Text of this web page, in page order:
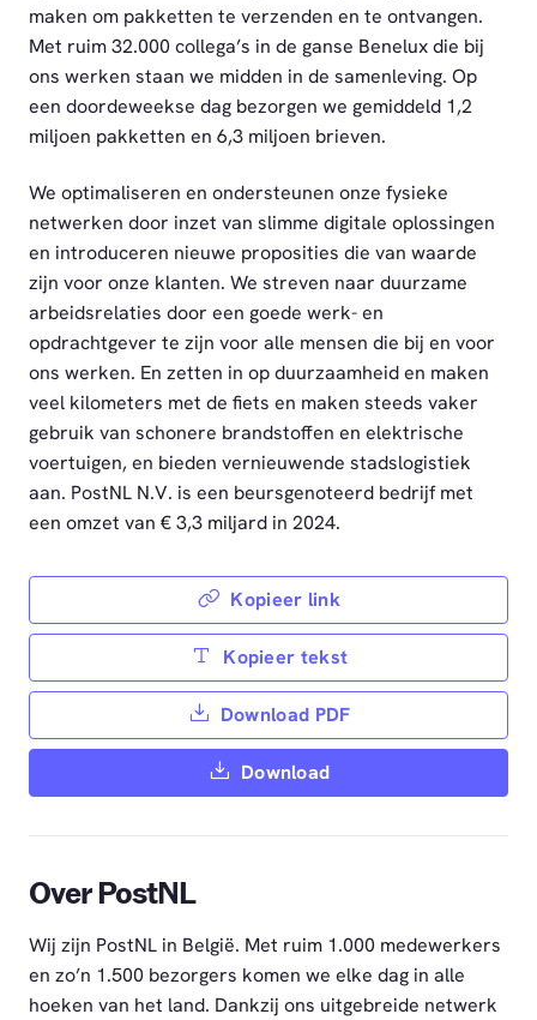
maken om pakketten te verzenden en te ontvangen.
Met ruim 32.000 collega’s in de ganse Benelux die bij
ons werken staan we midden in de samenleving. Op
een doordeweekse dag bezorgen we gemiddeld 1,2
miljoen pakketten en 6,3 miljoen brieven.
We optimaliseren en ondersteunen onze fysieke
netwerken door inzet van slimme digitale oplossingen
en introduceren nieuwe proposities die van waarde
zijn voor onze klanten. We streven naar duurzame
arbeidsrelaties door een goede werk- en
opdrachtgever te zijn voor alle mensen die bij en voor
ons werken. En zetten in op duurzaamheid en maken
veel kilometers met de fiets en maken steeds vaker
gebruik van schonere brandstoffen en elektrische
voertuigen, en bieden vernieuwende stadslogistiek
aan. PostNL N.V. is een beursgenoteerd bedrijf met
een omzet van € 3,3 miljard in 2024.
Kopieer link
Kopieer tekst
Download PDF
Download
Over PostNL
Wij zijn PostNL in België. Met ruim 1.000 medewerkers
en zo’n 1.500 bezorgers komen we elke dag in alle
hoeken van het land. Dankzij ons uitgebreide netwerk